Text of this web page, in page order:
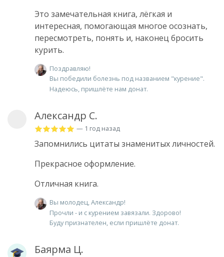
Это замечательная книга, лёгкая и
интересная, помогающая многое осознать,
пересмотреть, понять и, наконец бросить
курить.
Поздравляю!
Вы победили болезнь под названием "курение".
Надеюсь, пришлёте нам донат.
Александр С.
— 1 год назад
Запомнились цитаты знаменитых личностей.
Прекрасное оформление.
Отличная книга.
Вы молодец, Александр!
Прочли - и с курением завязали. Здорово!
Буду признателен, если пришлёте донат.
Баярма Ц.